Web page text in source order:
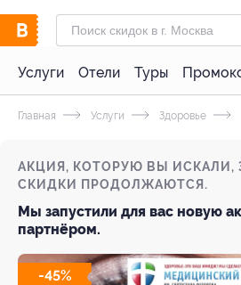
Услуги Отели Туры
Главная Услуги Здоровье
АКЦИЯ, КОТОРУЮ ВЫ ИСКАЛИ,
СКИДКИ ПРОДОЛЖАЮТСЯ.
Мы запустили для вас новую
партнёром.
-45%